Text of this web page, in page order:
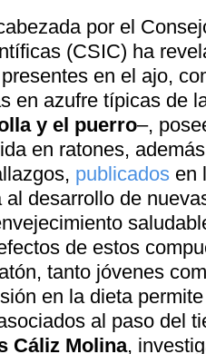
por el
(CSIC) ha
en el ajo,
en azufre típicas de
y el puerro–,
en ratones,
publicados en
al desarrollo de
de estos
tanto jóvenes
en la dieta
al paso del
Cáliz Molina,